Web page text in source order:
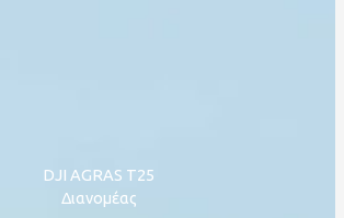
DJI AGRAS T25
Διανομέας